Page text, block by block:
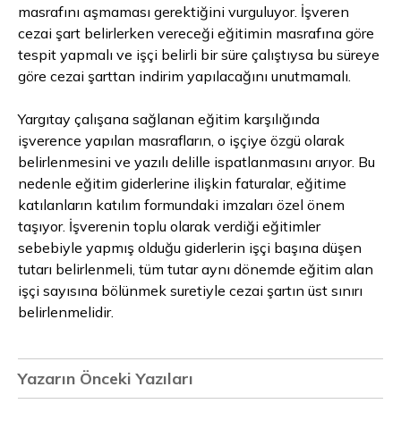
masrafını aşmaması gerektiğini vurguluyor. İşveren
cezai şart belirlerken vereceği eğitimin masrafına göre
tespit yapmalı ve işçi belirli bir süre çalıştıysa bu süreye
göre cezai şarttan indirim yapılacağını unutmamalı.
Yargıtay çalışana sağlanan eğitim karşılığında
işverence yapılan masrafların, o işçiye özgü olarak
belirlenmesini ve yazılı delille ispatlanmasını arıyor. Bu
nedenle eğitim giderlerine ilişkin faturalar, eğitime
katılanların katılım formundaki imzaları özel önem
taşıyor. İşverenin toplu olarak verdiği eğitimler
sebebiyle yapmış olduğu giderlerin işçi başına düşen
tutarı belirlenmeli, tüm tutar aynı dönemde eğitim alan
işçi sayısına bölünmek suretiyle cezai şartın üst sınırı
belirlenmelidir.
Yazarın Önceki Yazıları